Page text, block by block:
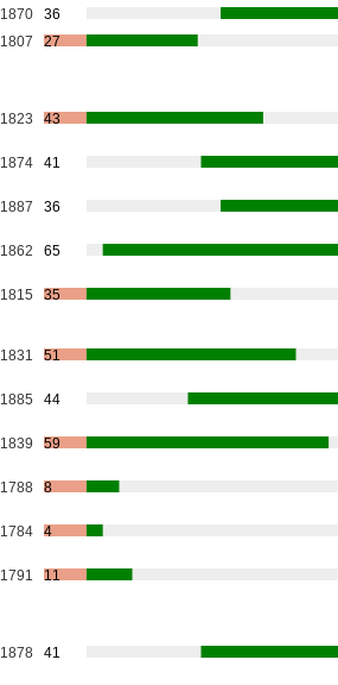
1870
36
1807 27
1823 43
1874 41
1887 36
1862 65
1815 35
1831 51
1885 44
1839 59
1788 8
1784 4
1791 11
1878 41